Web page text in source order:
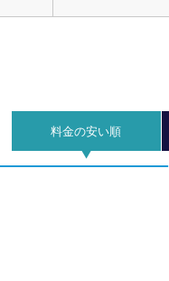
料金の安い順